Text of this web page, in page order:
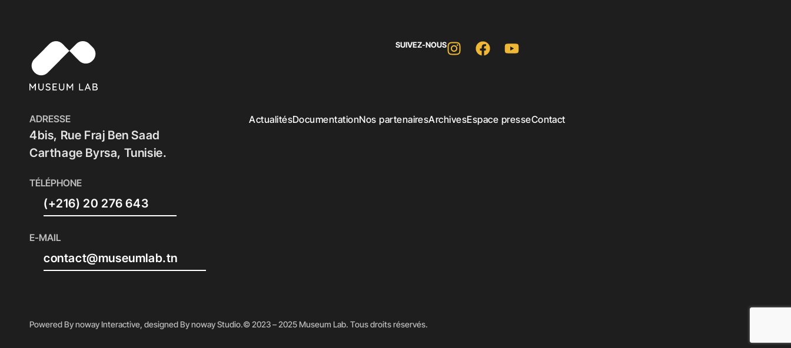
SUIVEZ-NOUS
ADRESSE
4bis, Rue Fraj Ben Saad
Carthage Byrsa, Tunisie.
TÉLÉPHONE
(+216) 20 276 643
E-MAIL
contact@museumlab.tn
ActualitésDocumentationNos partenairesArchivesEspace presseContact
Powered By noway Interactive, designed By noway Studio.© 2023 – 2025 Museum Lab. Tous droits réservés.